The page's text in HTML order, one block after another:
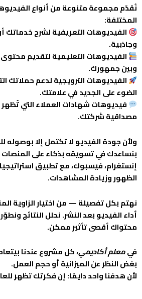
نُقدّم مجموعة متنوعة من أنواع
المختلفة:
الفيديوهات التعريفية لشرح خدماتك
وجاذبية.
الفيديوهات التعليمية لتقديم
وبين جمهورك.
الفيديوهات الترويجية لدعم حملاتك
الضوء على الجديد في علامتك.
فيديوهات شهادات العملاء التي تُظهر
مصداقية شركتك.
ولأن جودة الفيديو لا تكتمل إلا بوصوله
بنساعدك في تسويقه بذكاء على
الظهور وزيادة المشاهدات.
نهتم بكل تفصيلة — من اختيار الزاوية
أداء الفيديو بعد النشر. نحلل النتائج
محتواك أقصى تأثير ممكن.
فيمعلم أكاديمي، كل مشروع عندنا
بغض النظر عن الميزانية أو حجم العمل.
لأن هدفنا واحد دايمًا: إن فكرتك تظهر